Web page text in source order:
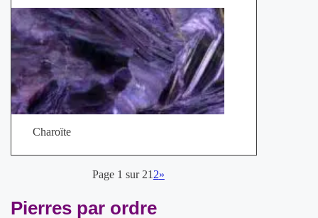
Charoïte
Page 1 sur 212»
Pierres par ordre